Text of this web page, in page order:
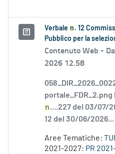
Verbale n . 12
Pubblico per la
Contenuto Web -
2026 12.58
n....227 del 03/07/
12 del 30/06/2026...
Aree Tematiche:
2021-2027: PR